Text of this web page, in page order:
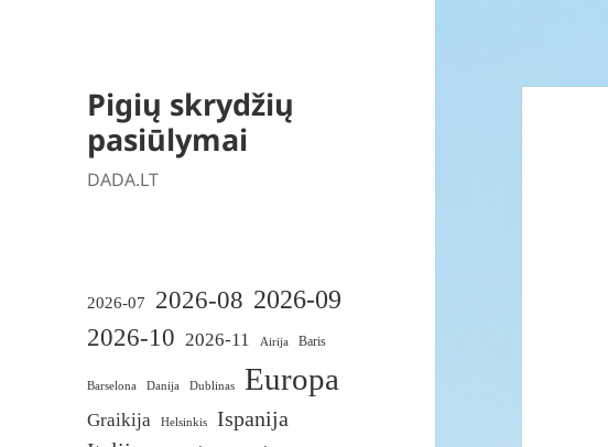
Pigių skrydžių
pasiūlymai
DADA.LT
2026-07 2026-08 2026-09
2026-10 2026-11 Airija Baris
Barselona Danija Dublinas Europa
Graikija Helsinkis
Ispanija